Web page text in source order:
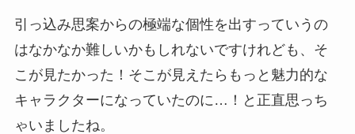
引っ込み思案からの極端な個性を出すっていうの
はなかなか難しいかもしれないですけれども、そ
こが見たかった！そこが見えたらもっと魅力的な
キャラクターになっていたのに…！と正直思っち
ゃいましたね。